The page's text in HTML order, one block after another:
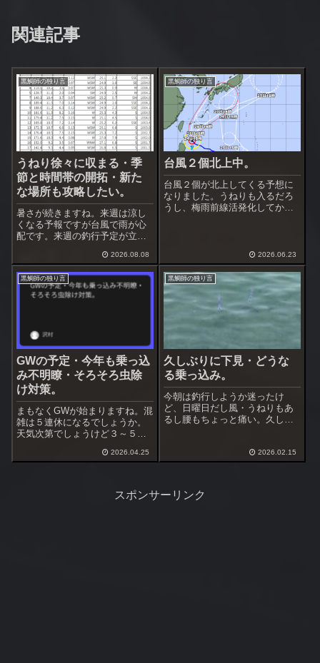
関連記事
黒鯛師の独り言
うねり徐々に収まる・季
節と時間帯の開拓・新た
な場所も攻略したい。
暑さが続きますね。来週は涼し
くなる予報ですが台風で雨が心
配です。来週の釣行予定が立て
まりましたが前回程では無かっ
たですね。上の平塚の波浪観測
データを見ると昨日の午前中が
うねりのピークだったようで
2026.08.08
黒鯛師の独り言
台風２個北上中。
台風２個が北上してくる予想に
なりました。うねりも入るだろ
うし、梅雨前線活発化してかな
みようかな。この前は準浅場を
攻めましたが、何故かフグが出
なかった。その前...
2026.06.23
黒鯛師の独り言
GWの予定・今年も乗っ込
み不明瞭・そろそろ虫除
け対策。
まもなくGWが始まりますね。混
雑は５連休になるでしょうか。
天気次第でしょうけど３～５日
私はGWは予定を入れてません。
晩満潮で潮回りが良い、後半は
2026.04.25
黒鯛師の独り言
久しぶりに下見・どうな
る乗っ込み。
今朝は釣行しようか迷ったけ
ど、日曜日だし風・うねりもあ
るし腰もちょっと痛い。久しぶ
地磯、釣り人は居ない。西風や
や強くうねりあり、この状況で
などを見ておく。西...
2026.02.15
スポンサーリンク